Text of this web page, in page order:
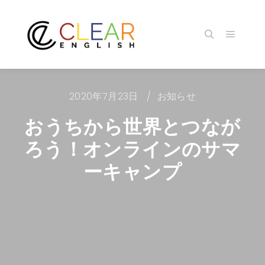
2020年7月23日 お知らせ
おうちから世界とつなが
ろう！オンラインのサマ
ーキャンプ